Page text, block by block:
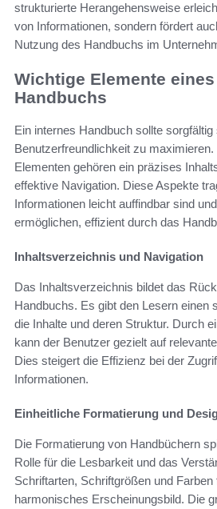
strukturierte Herangehensweise
von Informationen, sondern fördert
Nutzung des Handbuchs im
Wichtige Elemente
Handbuchs
Ein internes Handbuch sollte
Benutzerfreundlichkeit zu
Elementen gehören ein präzises
effektive Navigation. Diese Aspekte
Informationen leicht auffindbar sind
ermöglichen, effizient durch das
Inhaltsverzeichnis und Navigation
Das Inhaltsverzeichnis bildet das
Handbuchs. Es gibt den Lesern einen
die Inhalte und deren Struktur. Durch
kann der Benutzer gezielt auf
Dies steigert die Effizienz bei der
Informationen.
Einheitliche Formatierung und
Die Formatierung von Handbüchern
Rolle für die Lesbarkeit und das
Schriftarten, Schriftgrößen und Farben
harmonisches Erscheinungsbild. Die